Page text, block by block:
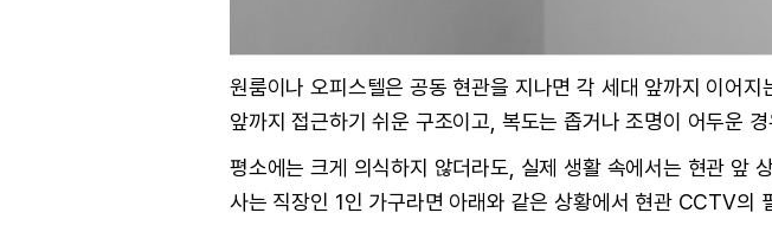
원룸이나 오피스텔은 공동 현관을 지나면 각 세대 앞까지 이어
앞까지 접근하기 쉬운 구조이고, 복도는 좁거나 조명이 어두운
평소에는 크게 의식하지 않더라도, 실제 생활 속에서는 현관 앞
사는 직장인 1인 가구라면 아래와 같은 상황에서 현관 CCTV의